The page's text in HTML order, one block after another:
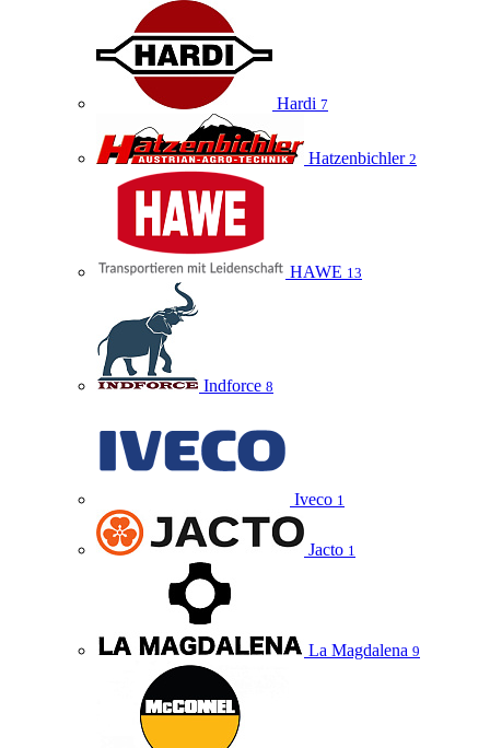
Hardi 7
Hatzenbichler 2
HAWE 13
Indforce 8
Iveco 1
Jacto 1
La Magdalena 9